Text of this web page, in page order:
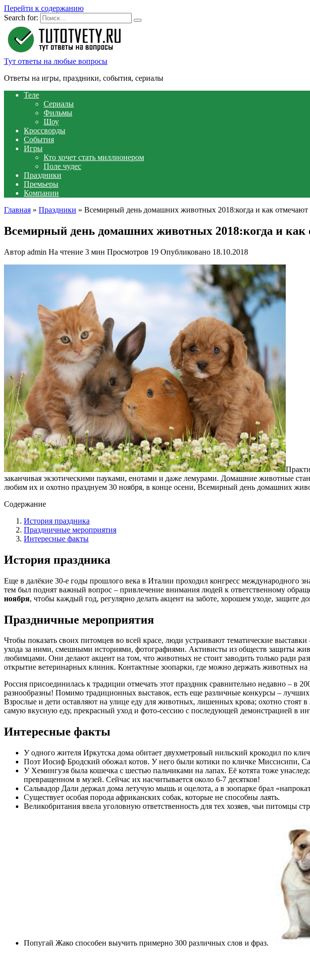
Перейти к содержанию
Search for:
Тут ответы на любые вопросы
Ответы на игры, праздники, события, сериалы
Теле
Сериалы
Фильмы
Шоу
Кроссворды
События
Игры
Кто хочет стать миллионером
Поле чудес
Праздники
Премьеры
Компании
Главная » Праздники » Всемирный день домашних животных 2018:когда и как отмечают
Всемирный день домашних животных 2018:когда и как
Автор admin На чтение 3 мин Просмотров 19 Опубликовано 18.10.2018
заканчивая экзотическими пауками, енотами и даже лемурами. Домашние животные
любим их и охотно празднуем 30 ноября, в конце осени, Всемирный день домашних
Содержание
История праздника
Праздничные мероприятия
Интересные факты
История праздника
Еще в далёкие 30-е годы прошлого века в Италии проходил конгресс международного
тем был поднят важный вопрос – привлечение внимания людей к ответственному
ноября, чтобы каждый год, регулярно делать акцент на заботе, хорошем уходе, защите
Праздничные мероприятия
Чтобы показать своих питомцев во всей красе, люди устраивают тематические
ухода за ними, смешными историями, фотографиями. Активисты из обществ защиты
любимцами. Они делают акцент на том, что животных не стоит заводить только ради
открытие ветеринарных клиник. Контактные зоопарки, где можно держать животных
Россия присоединилась к традиции отмечать этот праздник сравнительно недавно –
разнообразны! Помимо традиционных выставок, есть еще различные конкурсы –
Взрослые и дети оставляют на улице еду для животных, лишенных крова; охотно
самую вкусную еду, прекрасный уход и фото-сессию с последующей демонстрацией в
Интересные факты
У одного жителя Иркутска дома обитает двухметровый нильский крокодил по
Поэт Иосиф Бродский обожал котов. У него были котики по кличке
У Хемингуэя была кошечка с шестью пальчиками на лапах. Её котята тоже
превращенном в музей. Сейчас их насчитывается около 6-7 десятков!
Сальвадор Дали держал дома летучую мышь и оцелота, а в зоопарке брал
Существует особая порода африканских собак, которые не способны лаять.
Великобритания ввела уголовную ответственность для тех хозяев, чьи питомцы
Попугай Жако способен выучить примерно 300 различных слов и фраз.